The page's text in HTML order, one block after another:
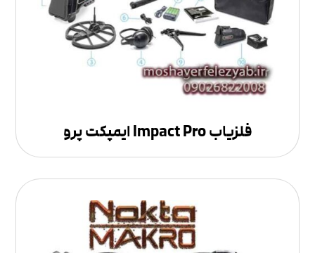
فلزیاب Impact Pro ایمپکت پرو